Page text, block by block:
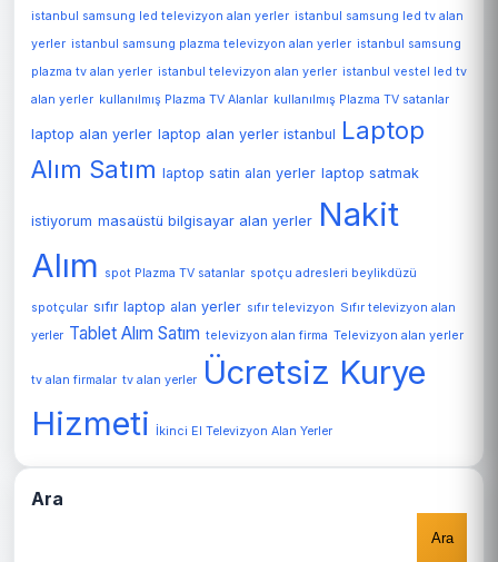
istanbul samsung led televizyon alan yerler istanbul samsung led tv alan
yerler istanbul samsung plazma televizyon alan yerler istanbul samsung
plazma tv alan yerler istanbul televizyon alan yerler istanbul vestel led tv
alan yerler kullanılmış Plazma TV Alanlar kullanılmış Plazma TV satanlar
laptop alan yerler laptop alan yerler istanbul Laptop
Alım Satım laptop satin alan yerler laptop satmak
istiyorum masaüstü bilgisayar alan yerler Nakit
Alım
spot Plazma TV satanlar spotçu adresleri beylikdüzü
spotçular sıfır laptop alan yerler sıfır televizyon Sıfır televizyon alan
yerler Tablet Alım Satım televizyon alan firma Televizyon alan yerler
tv alan firmalar tv alan yerler
Ücretsiz Kurye
Hizmeti
İkinci El Televizyon Alan Yerler
Ara
Ara